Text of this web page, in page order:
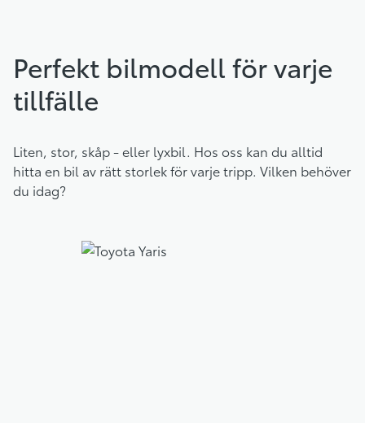
Perfekt bilmodell för varje
tillfälle
Liten, stor, skåp - eller lyxbil. Hos oss kan du alltid
hitta en bil av rätt storlek för varje tripp. Vilken behöver
du idag?